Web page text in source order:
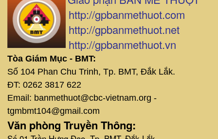
http://gpbanmethuot.com
http://gpbanmethuot.net
http://gpbanmethuot.vn
Tòa Giám Mục - BMT:
Số 104 Phan Chu Trinh, Tp. BMT, Đắk Lắk.
ĐT: 0262 3817 622
Email: banmethuot@cbc-vietnam.org -
tgmbmt104@gmail.com
Văn phòng Truyền Thông: